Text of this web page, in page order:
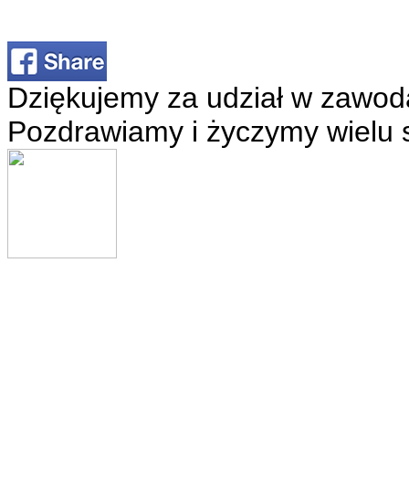
Dziękujemy za udział w
Pozdrawiamy i życzymy wielu